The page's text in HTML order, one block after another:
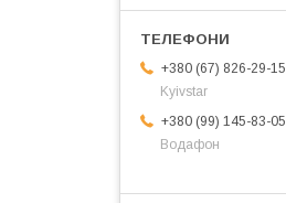
+380 (67) 826-29-15
Kyivstar
+380 (99) 145-83-05
Водафон